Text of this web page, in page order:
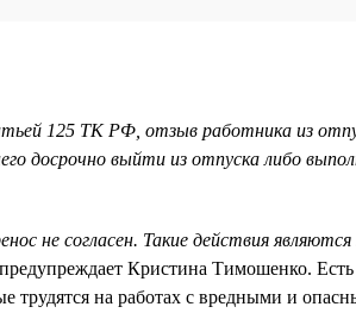
125 ТК РФ, отзыв работника из
досрочно выйти из отпуска либо
не согласен. Такие действия
Кристина Тимошенко. Есть
трудятся на работах с вредными и